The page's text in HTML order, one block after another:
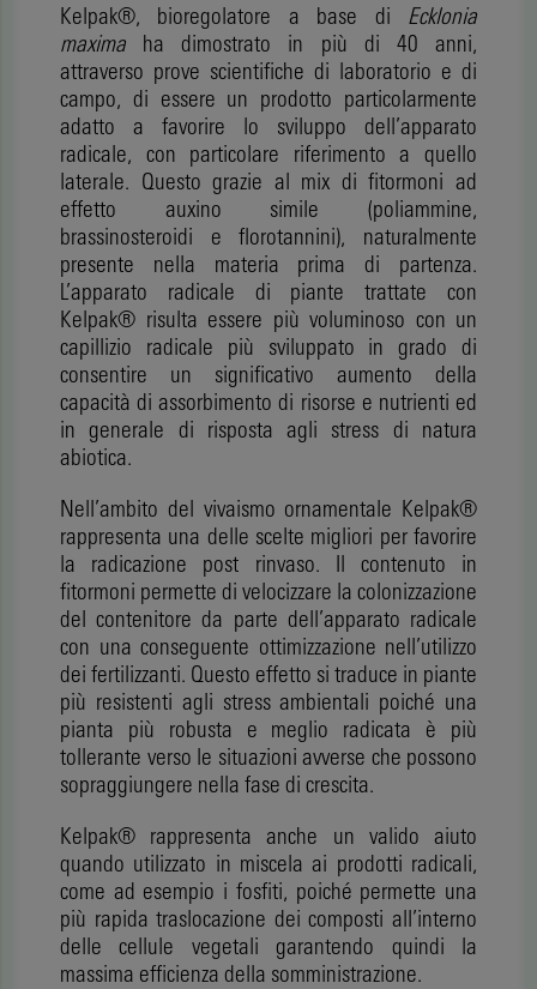
Kelpak®, bioregolatore a base di Ecklonia
maxima ha dimostrato in più di 40 anni,
attraverso prove scientifiche di laboratorio e di
campo, di essere un prodotto particolarmente
adatto a favorire lo sviluppo dell’apparato
radicale, con particolare riferimento a quello
laterale. Questo grazie al mix di fitormoni ad
effetto auxino simile (poliammine,
brassinosteroidi e florotannini), naturalmente
presente nella materia prima di partenza.
L’apparato radicale di piante trattate con
Kelpak® risulta essere più voluminoso con un
capillizio radicale più sviluppato in grado di
consentire un significativo aumento della
capacità di assorbimento di risorse e nutrienti ed
in generale di risposta agli stress di natura
abiotica.
Nell’ambito del vivaismo ornamentale Kelpak®
rappresenta una delle scelte migliori per favorire
la radicazione post rinvaso. Il contenuto in
fitormoni permette di velocizzare la colonizzazione
del contenitore da parte dell’apparato radicale
con una conseguente ottimizzazione nell’utilizzo
dei fertilizzanti. Questo effetto si traduce in piante
più resistenti agli stress ambientali poiché una
pianta più robusta e meglio radicata è più
tollerante verso le situazioni avverse che possono
sopraggiungere nella fase di crescita.
Kelpak® rappresenta anche un valido aiuto
quando utilizzato in miscela ai prodotti radicali,
come ad esempio i fosfiti, poiché permette una
più rapida traslocazione dei composti all’interno
delle cellule vegetali garantendo quindi la
massima efficienza della somministrazione.